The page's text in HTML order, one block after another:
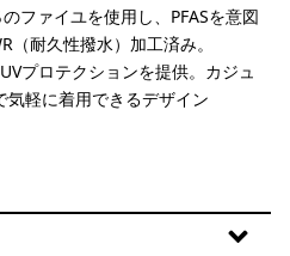
ファイユを使用し、PFASを意図
（耐久性撥水）加工済み。
プロテクションを提供。カジュ
軽に着用できるデザイン